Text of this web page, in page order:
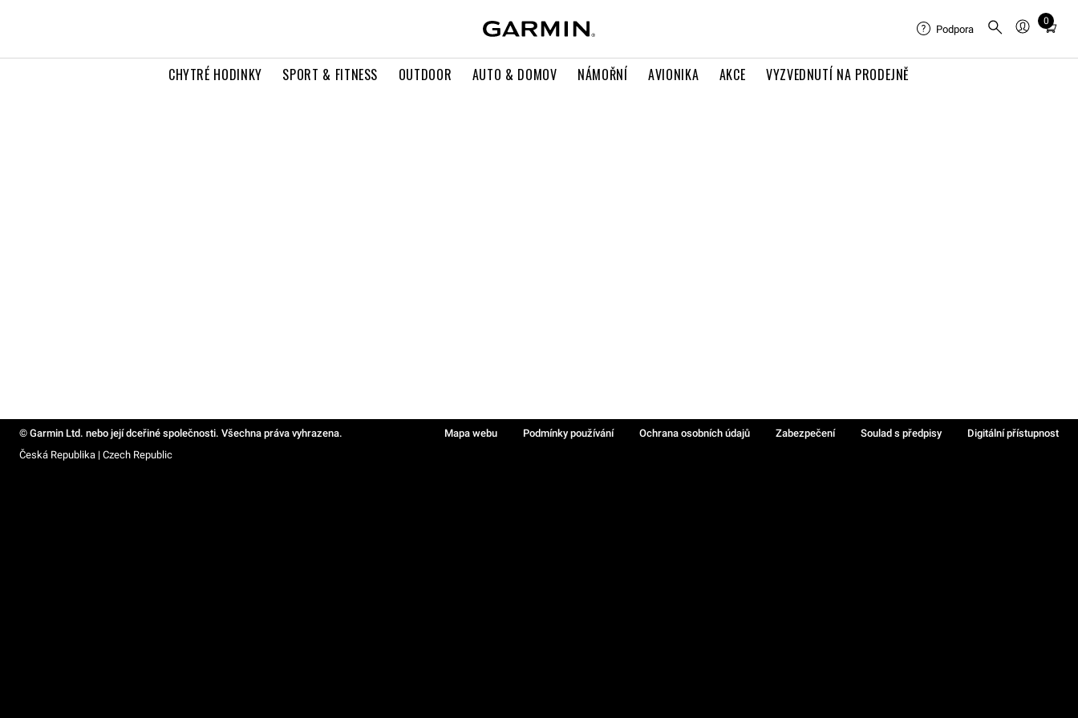
CHYTRÉ HODINKY SPORT & FITNESS OUTDOOR AUTO & DOMOV NÁMOŘNÍ AVIONIKA AKCE VYZVEDNUTÍ NA PRODEJNĚ
Podpora
0
Total
in
© Garmin Ltd. nebo její dceřiné společnosti. Všechna práva vyhrazena. Mapa webu Podmínky používání Ochrana osobních údajů Zabezpečení Soulad s předpisy
Digitální přístupnost
Česká Republika | Czech Republic